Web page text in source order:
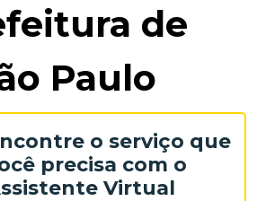
de
Paulo
o serviço que
precisa com o
Virtual